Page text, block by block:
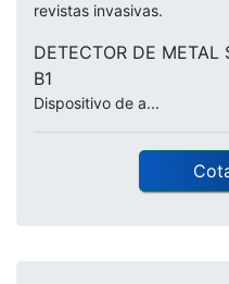
revistas invasivas.
DETECTOR DE
B1
Dispositivo de a...